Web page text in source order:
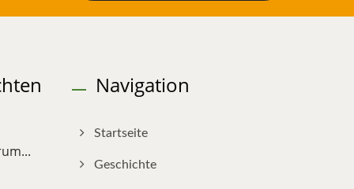
Navigation
Startseite
Geschichte